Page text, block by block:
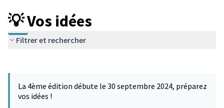
💡 Vos idées
Filtrer et rechercher
La 4ème édition débute le 30 septembre 2024, préparez
vos idées !